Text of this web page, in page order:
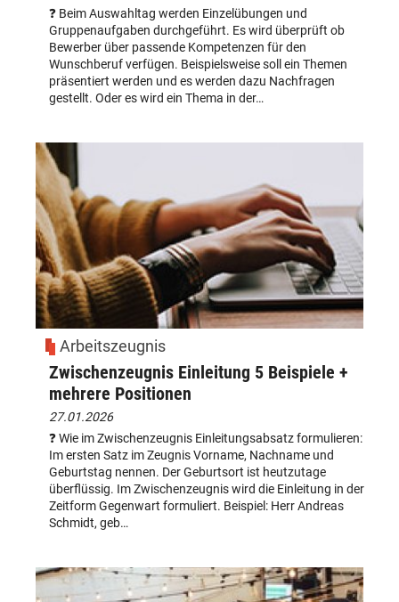
❓ Beim Auswahltag werden Einzelübungen und
Gruppenaufgaben durchgeführt. Es wird überprüft ob
Bewerber über passende Kompetenzen für den
Wunschberuf verfügen. Beispielsweise soll ein Themen
präsentiert werden und es werden dazu Nachfragen
gestellt. Oder es wird ein Thema in der…
Arbeitszeugnis
Zwischenzeugnis Einleitung 5 Beispiele +
mehrere Positionen
27.01.2026
❓ Wie im Zwischenzeugnis Einleitungsabsatz formulieren:
Im ersten Satz im Zeugnis Vorname, Nachname und
Geburtstag nennen. Der Geburtsort ist heutzutage
überflüssig. Im Zwischenzeugnis wird die Einleitung in der
Zeitform Gegenwart formuliert. Beispiel: Herr Andreas
Schmidt, geb…